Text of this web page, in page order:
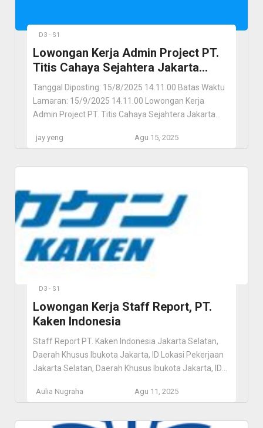
D3 - S1
Lowongan Kerja Admin Project PT.
Titis Cahaya Sejahtera Jakarta
Barat
Tanggal Diposting: 15/8/2025 14.11.00 Batas Waktu
Lamaran: 15/9/2025 14.11.00 Lowongan Kerja
Admin Project PT. Titis Cahaya Sejahtera Jakarta
Barat, ID Lokasi Pekerjaan Jakarta Barat, Jawa Barat,
bagi individu yang bersemangat untuk bergabung
jawab dalam […]
jay yeng Agu 15, 2025
D3 - S1
Lowongan Kerja Staff Report, PT.
Kaken Indonesia
Staff Report PT. Kaken Indonesia Jakarta Selatan,
Daerah Khusus Ibukota Jakarta, ID Lokasi Pekerjaan
Jakarta Selatan, Daerah Khusus Ibukota Jakarta, ID
Incorporated Foundation (abbreviated “KAKEN”),
Foundation as its predecessor, Ministry of Commerce
Aulia Nugraha Agu 11, 2025